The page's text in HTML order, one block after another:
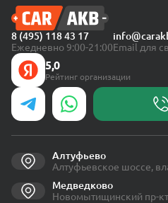
8 (495) 118 43 17
Ежедневно 9:00-21:00Email для
5,0
Рейтинг организации
Алтуфьево
Алтуфьевское шоссе,
Медведково
Новомытищинский пр-